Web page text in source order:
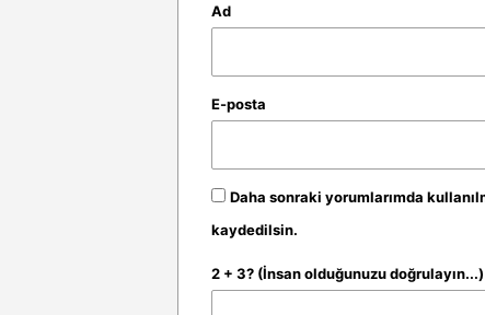
Ad
E-posta
Daha sonraki yorumlarımda
kaydedilsin.
2 + 3? (İnsan olduğunuzu doğrulayın...)